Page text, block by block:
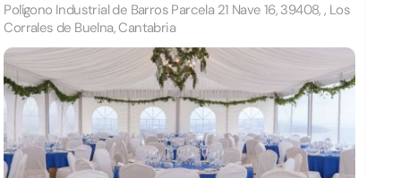
Polígono Industrial de Barros Parcela 21 Nave 16, 39408, , Los
Corrales de Buelna, Cantabria